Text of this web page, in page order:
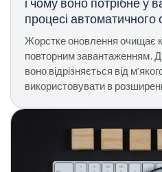
процесі
Жорстке оновлення очищає
повторним завантаженням.
воно відрізняється від
використовувати в